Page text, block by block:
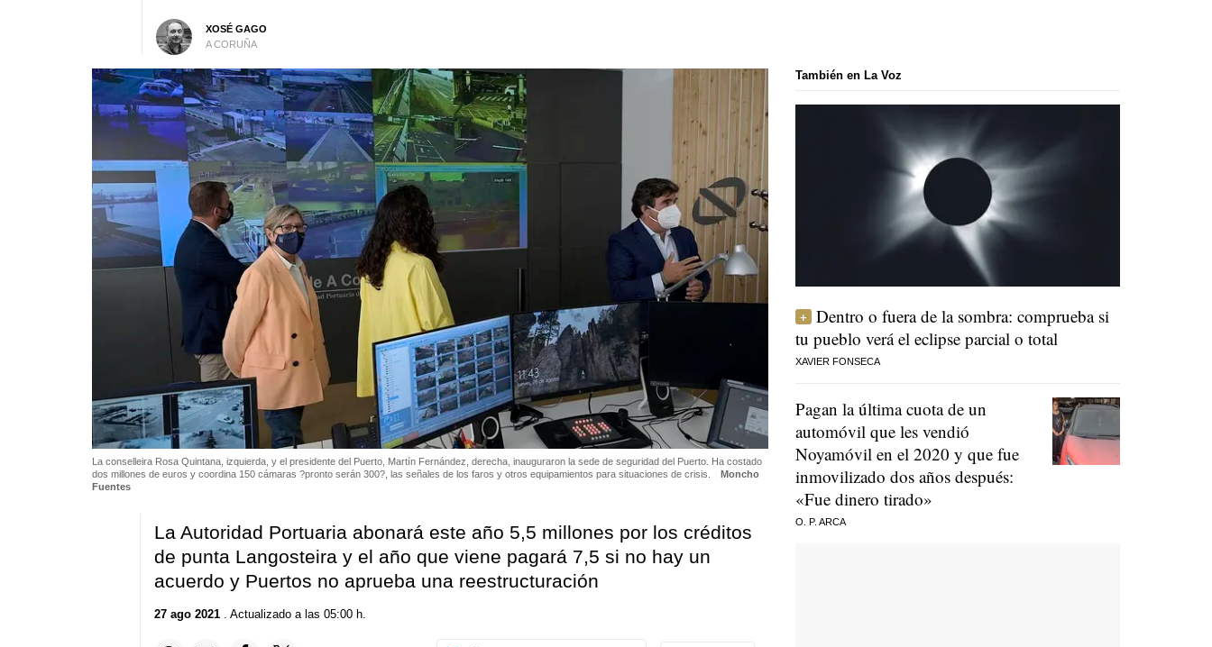
XOSÉ GAGO
A CORUÑA
La conselleira Rosa Quintana, izquierda, y el presidente del Puerto, Martín Fernández, derecha, inauguraron la sede de seguridad del Puerto. Ha costado
dos millones de euros y coordina 150 cámaras ?pronto serán 300?, las señales de los faros y otros equipamientos para situaciones de crisis.
Moncho
Fuentes
La Autoridad Portuaria abonará este año 5,5 millones por los créditos
de punta Langosteira y el año que viene pagará 7,5 si no hay un
acuerdo y Puertos no aprueba una reestructuración
27 ago 2021. Actualizado a las 05:00 h.
También en La Voz
Dentro o fuera de la sombra: comprueba si
tu pueblo verá el eclipse parcial o total
XAVIER FONSECA
Pagan la última cuota de un
automóvil que les vendió
Noyamóvil en el 2020 y que fue
inmovilizado dos años después:
«Fue dinero tirado»
O. P. ARCA